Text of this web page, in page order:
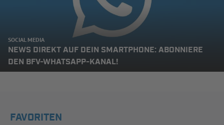
SOCIAL MEDIA
NEWS DIREKT AUF DEIN SMARTPHONE: ABONNIERE
DEN BFV-WHATSAPP-KANAL!
FAVORITEN